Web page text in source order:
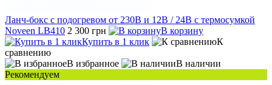
Ланч-бокс с подогревом от 230В и 12В / 24В с термосумкой
Noveen LB410 2 300 грн
В корзину
Купить в 1 клик
К
сравнению
В избранное
В наличии
Рекомендуем